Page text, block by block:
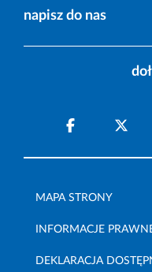
napisz do nas
MAPA STRONY
INFORMACJE
DEKLARACJA